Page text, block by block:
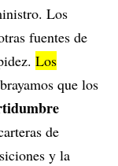
Los
fuentes de
Los
que los
de
y la